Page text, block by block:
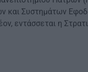
και Συστημάτων
εντάσσεται η